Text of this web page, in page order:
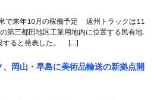
で来年10月の稼働予定 遠州トラックは11
第三都田地区工業用地内に位置する民有地
すると発表した。 […]
、岡山・早島に美術品輸送の新拠点開